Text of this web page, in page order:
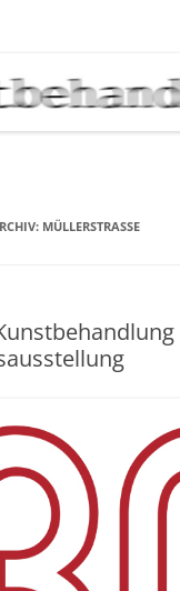
NEWS
MÜLLERSTRASSE